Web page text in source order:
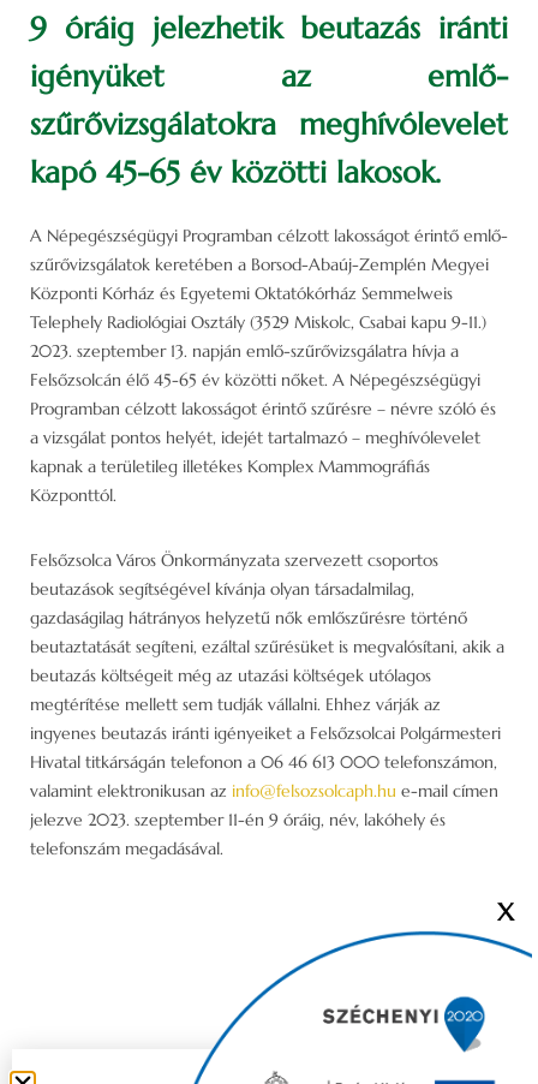
9 óráig jelezhetik beutazás iránti
igényüket az emlő-
szűrővizsgálatokra meghívólevelet
kapó 45-65 év közötti lakosok.
A Népegészségügyi Programban célzott lakosságot érintő emlő-
szűrővizsgálatok keretében a Borsod-Abaúj-Zemplén Megyei
Központi Kórház és Egyetemi Oktatókórház Semmelweis
Telephely Radiológiai Osztály (3529 Miskolc, Csabai kapu 9-11.)
2023. szeptember 13. napján emlő-szűrővizsgálatra hívja a
Felsőzsolcán élő 45-65 év közötti nőket. A Népegészségügyi
Programban célzott lakosságot érintő szűrésre – névre szóló és
a vizsgálat pontos helyét, idejét tartalmazó – meghívólevelet
kapnak a területileg illetékes Komplex Mammográfiás
Központtól.
Felsőzsolca Város Önkormányzata szervezett csoportos
beutazások segítségével kívánja olyan társadalmilag,
gazdaságilag hátrányos helyzetű nők emlőszűrésre történő
beutaztatását segíteni, ezáltal szűrésüket is megvalósítani, akik a
beutazás költségeit még az utazási költségek utólagos
megtérítése mellett sem tudják vállalni. Ehhez várják az
ingyenes beutazás iránti igényeiket a Felsőzsolcai Polgármesteri
Hivatal titkárságán telefonon a 06 46 613 000 telefonszámon,
valamint elektronikusan az info@felsozsolcaph.hu e-mail címen
jelezve 2023. szeptember 11-én 9 óráig, név, lakóhely és
telefonszám megadásával.
X